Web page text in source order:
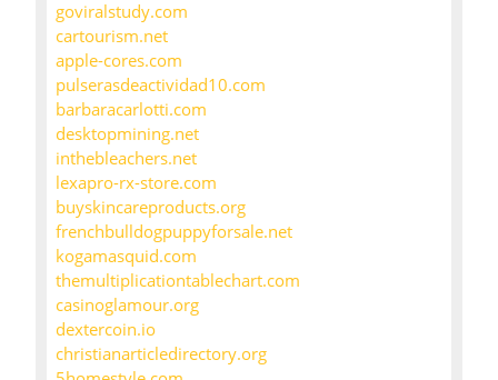
goviralstudy.com
cartourism.net
apple-cores.com
pulserasdeactividad10.com
barbaracarlotti.com
desktopmining.net
inthebleachers.net
lexapro-rx-store.com
buyskincareproducts.org
frenchbulldogpuppyforsale.net
kogamasquid.com
themultiplicationtablechart.com
casinoglamour.org
dextercoin.io
christianarticledirectory.org